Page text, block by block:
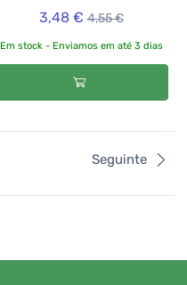
3,48 € 4,55 €
Em stock - Enviamos em até 3 dias
Seguinte